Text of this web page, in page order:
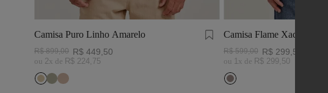
Camisa Puro Linho Amarelo
R$ 899,00 R$ 449 50
ou 2x de R$ 224 75
Camisa Flame Xadrez - I23-
R$ 599,00 R$ 299 50
ou x de R$ 299 50